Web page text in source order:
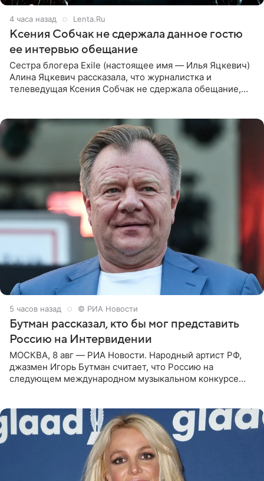
4 часа назад Lenta.Ru
Ксения Собчак не сдержала данное гостю
ее интервью обещание
Сестра блогера Exile (настоящее имя — Илья Яцкевич)
Алина Яцкевич рассказала, что журналистка и
телеведущая Ксения Собчак не сдержала обещание,
5 часов назад © РИА Новости
Бутман рассказал, кто бы мог представить
Россию на Интервидении
МОСКВА, 8 авг — РИА Новости. Народный артист РФ,
джазмен Игорь Бутман считает, что Россию на
следующем международном музыкальном конкурсе